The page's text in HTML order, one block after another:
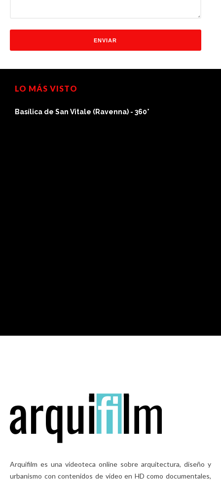
LO MÁS VISTO
Basílica de San Vitale (Ravenna) - 360°
Arquifilm es una videoteca online sobre arquitectura, diseño y
urbanismo con contenidos de video en HD como documentales,